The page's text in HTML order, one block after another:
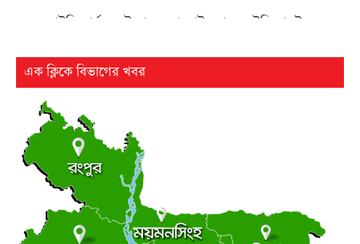
এনআইডি কার্যক্রম উদ্বোধনে বাহরাইন যাচ্ছেন ইসি মাছউদ
ঢাকা-ভাঙ্গা এক্সপ্রেসওয়ের শিবচরে ২ বাসের সংঘর্ষে আহত ৫
রবিবার ● ৯ আগস্ট ২০২৬
●ড্যাবের ৩৭তম প্রতিষ্ঠাবার্ষিকীর চিকিৎসক সমাবেশে প্রধানমন্ত্রী
রবিবার ● ৯ আগস্ট ২০২৬
●ট্রাম্পের ৪০ কোটি ডলারের ‘বলরুম প্রকল্প’ আটকে দিলেন
এক ক্লিকে বিভাগের খবর